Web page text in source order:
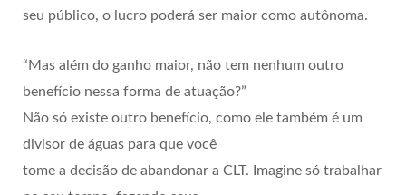
seu público, o lucro poderá ser maior como autônoma.
“Mas além do ganho maior, não tem nenhum outro
benefício nessa forma de atuação?”
Não só existe outro benefício, como ele também é um
divisor de águas para que você
tome a decisão de abandonar a CLT. Imagine só trabalhar